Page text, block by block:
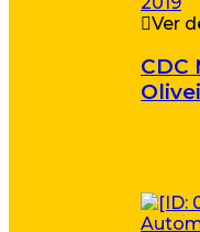
Ver
CDC